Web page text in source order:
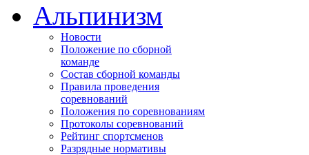
Альпинизм
Новости
Положение по сборной
команде
Состав сборной команды
Правила проведения
соревнований
Положения по соревнованиям
Протоколы соревнований
Рейтинг спортсменов
Разрядные нормативы